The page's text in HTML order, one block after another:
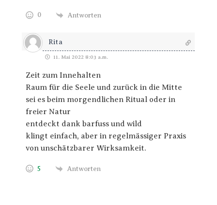
0 Antworten
Rita
11. Mai 2022 8:03 a.m.
Zeit zum Innehalten
Raum für die Seele und zurück in die Mitte
sei es beim morgendlichen Ritual oder in
freier Natur
entdeckt dank barfuss und wild
klingt einfach, aber in regelmässiger Praxis
von unschätzbarer Wirksamkeit.
5 Antworten